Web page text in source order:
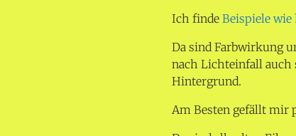
Ich findeBeispiele
Da sind Farbwirkung
nach Lichteinfall auch
Hintergrund.
Am Besten gefällt mir